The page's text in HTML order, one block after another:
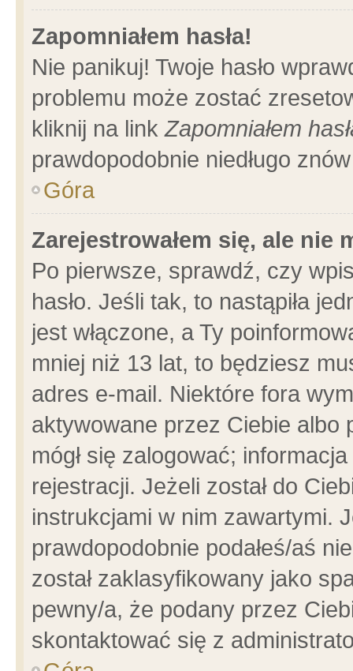
Zapomniałem hasła!
Nie panikuj! Twoje hasło
problemu może zostać
kliknij na linkZapomniałem
prawdopodobnie niedługo
Góra
Zarejestrowałem się, ale nie
Po pierwsze, sprawdź, czy
hasło. Jeśli tak, to nastąpiła
jest włączone, a Ty
mniej niż 13 lat, to będziesz
adres e-mail. Niektóre fora
aktywowane przez Ciebie albo
mógł się zalogować;
rejestracji. Jeżeli został do
instrukcjami w nim zawartymi.
prawdopodobnie podałeś/aś
został zaklasyfikowany jako
pewny/a, że podany przez
skontaktować się z